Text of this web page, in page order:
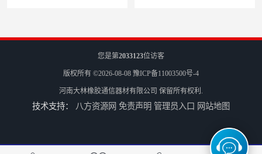
轮胎成型机用14CB400离合器制动器刹车
您是第2033123位访客
版权所有 ©2026-08-08 豫ICP备11003500号-4
河南大林橡胶通信器材有限公司 保留所有权利.
技术支持： 八方资源网 免责声明 管理员入口 网站地图